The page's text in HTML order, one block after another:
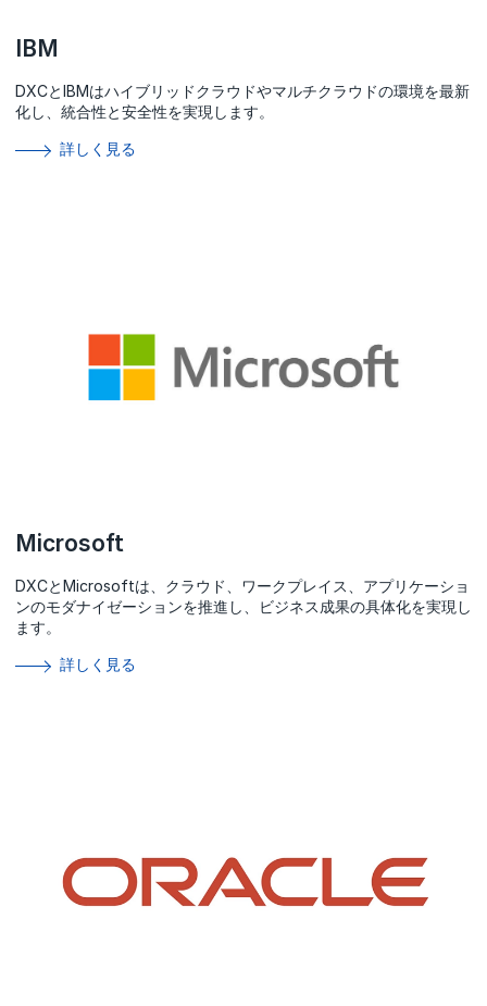
IBM
DXCとIBMはハイブリッドクラウドやマルチクラウドの環境を最新
化し、統合性と安全性を実現します。
詳しく見る
Microsoft
DXCとMicrosoftは、クラウド、ワークプレイス、アプリケーショ
ンのモダナイゼーションを推進し、ビジネス成果の具体化を実現し
ます。
詳しく見る